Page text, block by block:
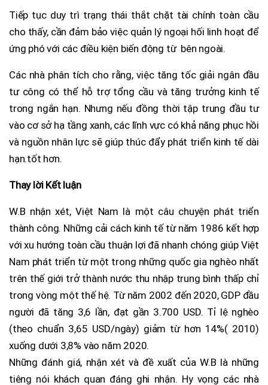
Tiếp tục duy trì trạng thái thắt chặt tài chính toàn cầu
cho thấy, cần đảm bảo việc quản lý ngoại hối linh hoạt để
ứng phó với các điều kiện biến động từ bên ngoài.
Các nhà phân tích cho rằng, việc tăng tốc giải ngân đầu
tư công có thể hỗ trợ tổng cầu và tăng trưởng kinh tế
trong ngắn hạn. Nhưng nếu đồng thời tập trung đầu tư
vào cơ sở hạ tầng xanh, các lĩnh vực có khả năng phục hồi
và nguồn nhân lực sẽ giúp thúc đẩy phát triển kinh tế dài
hạn.tốt hơn.
Thay lời Kết luận
W.B nhận xét, Việt Nam là một câu chuyện phát triển
thành công. Những cải cách kinh tế từ năm 1986 kết hợp
với xu hướng toàn cầu thuận lợi đã nhanh chóng giúp Việt
Nam phát triển từ một trong những quốc gia nghèo nhất
trên thế giới trở thành nước thu nhập trung bình thấp chỉ
trong vòng một thế hệ. Từ năm 2002 đến 2020, GDP đầu
người đã tăng 3,6 lần, đạt gần 3.700 USD. Tỉ lệ nghèo
(theo chuẩn 3,65 USD/ngày) giảm từ hơn 14%( 2010)
xuống dưới 3,8% vào năm 2020.
Những đánh giá, nhận xét và đề xuất của W.B là những
tiêng nói khách quan đáng ghi nhận. Hy vọng các nhà